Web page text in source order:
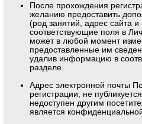
После прохождения
желанию предоставить
(род занятий, адрес сайта
соответствующие поля в
может в любой момент
предоставленные им
удалив информацию в
разделе.
Адрес электронной почты
регистрации, не
недоступен другим
является